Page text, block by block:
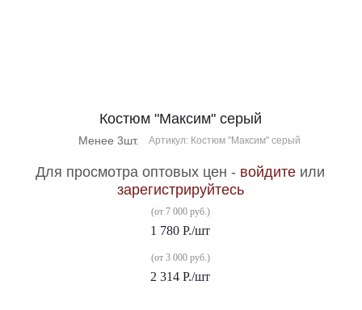
Костюм "Максим" серый
Менее 3шт. Артикул: Костюм "Максим" серый
Для просмотра оптовых цен - войдите или
зарегистрируйтесь
(от 7 000 руб.)
1 780 Р./шт
(от 3 000 руб.)
2 314 Р./шт